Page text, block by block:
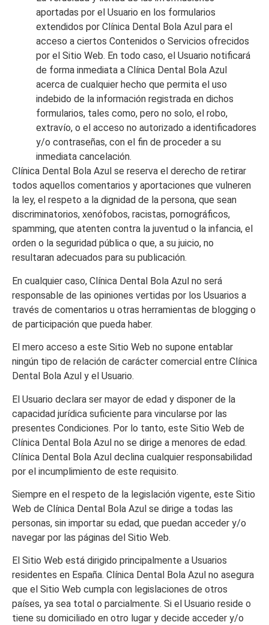
aportadas por el Usuario en los formularios
extendidos por Clínica Dental Bola Azul para el
acceso a ciertos Contenidos o Servicios ofrecidos
por el Sitio Web. En todo caso, el Usuario notificará
de forma inmediata a Clínica Dental Bola Azul
acerca de cualquier hecho que permita el uso
indebido de la información registrada en dichos
formularios, tales como, pero no solo, el robo,
extravío, o el acceso no autorizado a identificadores
y/o contraseñas, con el fin de proceder a su
inmediata cancelación.
Clínica Dental Bola Azul se reserva el derecho de retirar
todos aquellos comentarios y aportaciones que vulneren
la ley, el respeto a la dignidad de la persona, que sean
discriminatorios, xenófobos, racistas, pornográficos,
spamming, que atenten contra la juventud o la infancia, el
orden o la seguridad pública o que, a su juicio, no
resultaran adecuados para su publicación.
En cualquier caso, Clínica Dental Bola Azul no será
responsable de las opiniones vertidas por los Usuarios a
través de comentarios u otras herramientas de blogging o
de participación que pueda haber.
El mero acceso a este Sitio Web no supone entablar
ningún tipo de relación de carácter comercial entre Clínica
Dental Bola Azul y el Usuario.
El Usuario declara ser mayor de edad y disponer de la
capacidad jurídica suficiente para vincularse por las
presentes Condiciones. Por lo tanto, este Sitio Web de
Clínica Dental Bola Azul no se dirige a menores de edad.
Clínica Dental Bola Azul declina cualquier responsabilidad
por el incumplimiento de este requisito.
Siempre en el respeto de la legislación vigente, este Sitio
Web de Clínica Dental Bola Azul se dirige a todas las
personas, sin importar su edad, que puedan acceder y/o
navegar por las páginas del Sitio Web.
El Sitio Web está dirigido principalmente a Usuarios
residentes en España. Clínica Dental Bola Azul no asegura
que el Sitio Web cumpla con legislaciones de otros
países, ya sea total o parcialmente. Si el Usuario reside o
tiene su domiciliado en otro lugar y decide acceder y/o